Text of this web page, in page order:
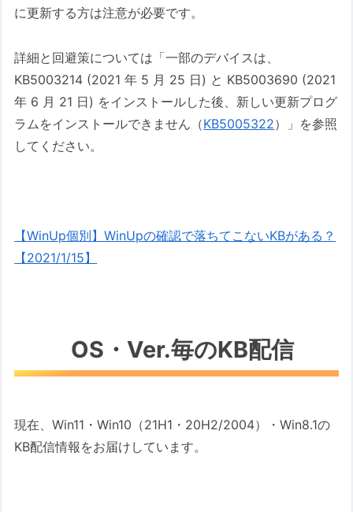
に更新する方は注意が必要です。
詳細と回避策については「一部のデバイスは、
KB5003214 (2021 年 5 月 25 日) と KB5003690 (2021
年 6 月 21 日) をインストールした後、新しい更新プログ
ラムをインストールできません（KB5005322）」を参照
してください。
【WinUp個別】WinUpの確認で落ちてこないKBがある？
【2021/1/15】
OS・Ver.毎のKB配信
現在、Win11・Win10（21H1・20H2/2004）・Win8.1の
KB配信情報をお届けしています。